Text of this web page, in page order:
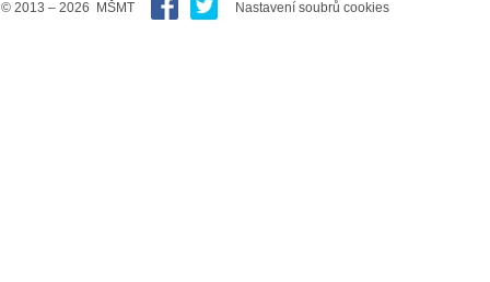
© 2013 – 2026 MŠMT Nastavení soubrů cookies